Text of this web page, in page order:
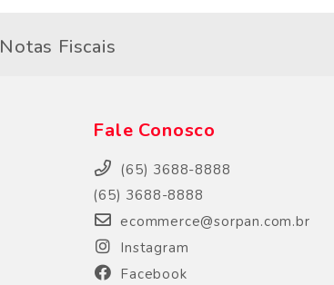
Notas Fiscais
Fale Conosco
(65) 3688-8888
(65) 3688-8888
ecommerce@sorpan.com.br
Instagram
Facebook